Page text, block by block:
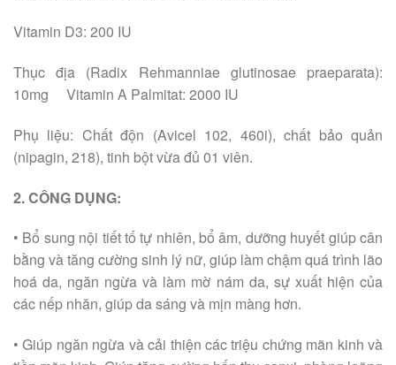
Vitamin D3: 200 IU
Thục địa (Radix Rehmanniae glutinosae praeparata):
10mg Vitamin A Palmitat: 2000 IU
Phụ liệu: Chất độn (Avicel 102, 460i), chất bảo quản
(nipagin, 218), tinh bột vừa đủ 01 viên.
2. CÔNG DỤNG:
• Bổ sung nội tiết tố tự nhiên, bổ âm, dưỡng huyết giúp cân
bằng và tăng cường sinh lý nữ, giúp làm chậm quá trình lão
hoá da, ngăn ngừa và làm mờ nám da, sự xuất hiện của
các nếp nhăn, giúp da sáng và mịn màng hơn.
• Giúp ngăn ngừa và cải thiện các triệu chứng mãn kinh và